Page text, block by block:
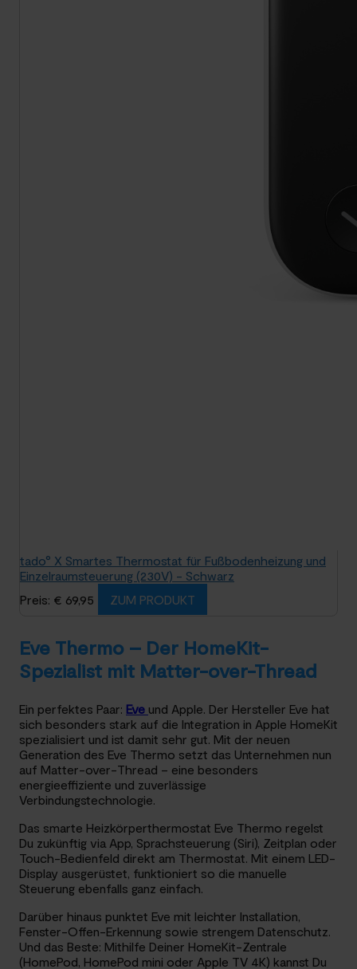
tado° X Smartes Thermostat für Fußbodenheizung und
Einzelraumsteuerung (230V) - Schwarz
Preis: € 69,95
ZUM PRODUKT
Eve Thermo – Der HomeKit-
Spezialist mit Matter-over-Thread
Ein perfektes Paar: Eve und Apple. Der Hersteller Eve hat
sich besonders stark auf die Integration in Apple HomeKit
spezialisiert und ist damit sehr gut. Mit der neuen
Generation des Eve Thermo setzt das Unternehmen nun
auf Matter-over-Thread – eine besonders
energieeffiziente und zuverlässige
Verbindungstechnologie.
Das smarte Heizkörperthermostat Eve Thermo regelst
Du zukünftig via App, Sprachsteuerung (Siri), Zeitplan oder
Touch-Bedienfeld direkt am Thermostat. Mit einem LED-
Display ausgerüstet, funktioniert so die manuelle
Steuerung ebenfalls ganz einfach.
Darüber hinaus punktet Eve mit leichter Installation,
Fenster-Offen-Erkennung sowie strengem Datenschutz.
Und das Beste: Mithilfe Deiner HomeKit-Zentrale
(HomePod, HomePod mini oder Apple TV 4K) kannst Du